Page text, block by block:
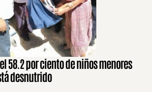
58.2 por ciento de niños menores
desnutrido